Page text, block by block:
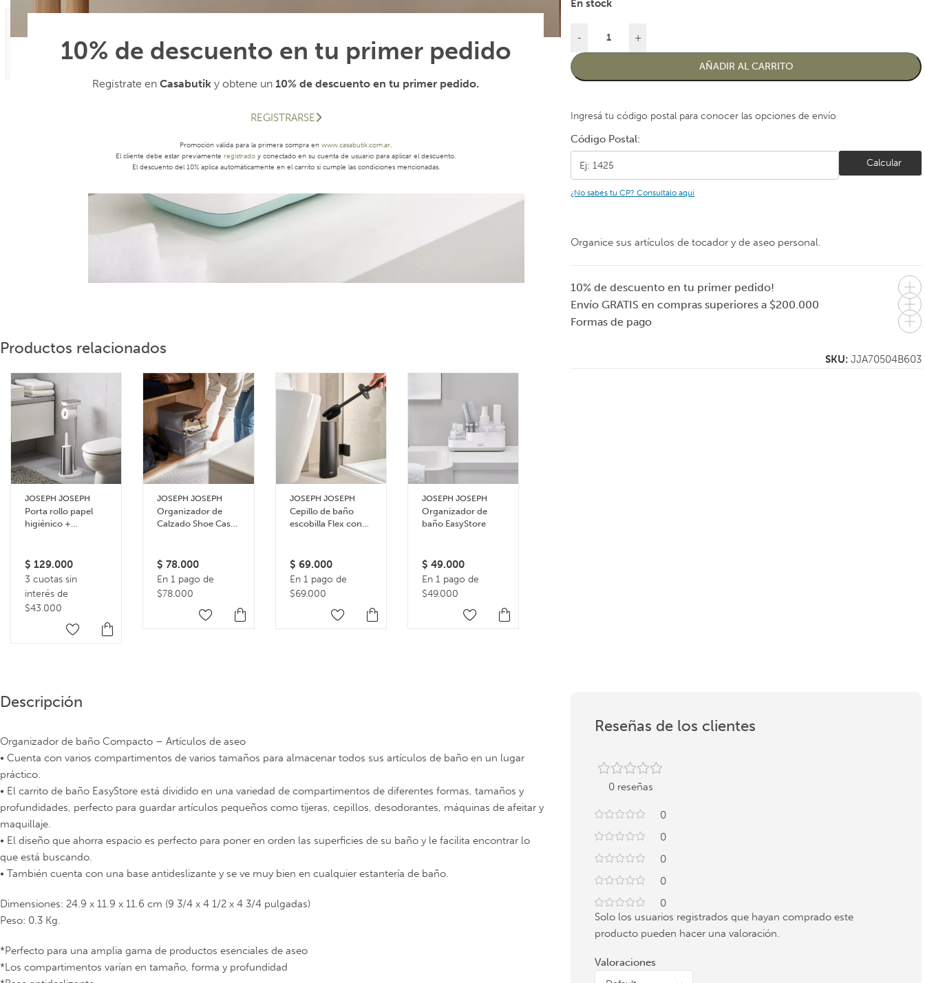
10% de descuento en tu primer pedido
Registrate en Casabutik y obtene un 10% de descuento en tu primer pedido.
REGISTRARSE
Promoción válida para la primera compra en www.casabutik.com.ar.
El cliente debe estar previamente registrado y conectado en su cuenta de usuario para aplicar el descuento.
El descuento del 10% aplica automáticamente en el carrito si cumple las condiciones mencionadas.
Productos relacionados
JOSEPH JOSEPH
Porta rollo papel
higiénico +
$ 129.000
3 cuotas sin
interés de
$43.000
JOSEPH JOSEPH
Organizador de
Calzado Shoe Case
$ 78.000
En 1 pago de
$78.000
JOSEPH JOSEPH
Cepillo de baño
escobilla Flex con
$ 69.000
En 1 pago de
$69.000
JOSEPH JOSEPH
Organizador de
baño EasyStore
$ 49.000
En 1 pago de
$49.000
En stock
- +
AÑADIR AL CARRITO
Ingresá tu código postal para conocer las opciones de envío
Código Postal:
Calcular
¿No sabés tu CP? Consultalo aquí
Organice sus artículos de tocador y de aseo personal.
10% de descuento en tu primer pedido!
Envío GRATIS en compras superiores a $200.000
Formas de pago
SKU: JJA70504B603
Descripción
Organizador de baño Compacto – Artículos de aseo
• Cuenta con varios compartimentos de varios tamaños para almacenar todos sus artículos de baño en un lugar
práctico.
• El carrito de baño EasyStore está dividido en una variedad de compartimentos de diferentes formas, tamaños y
profundidades, perfecto para guardar artículos pequeños como tijeras, cepillos, desodorantes, máquinas de afeitar y
maquillaje.
• El diseño que ahorra espacio es perfecto para poner en orden las superficies de su baño y le facilita encontrar lo
que está buscando.
• También cuenta con una base antideslizante y se ve muy bien en cualquier estantería de baño.
Dimensiones: 24.9 x 11.9 x 11.6 cm (9 3/4 x 4 1/2 x 4 3/4 pulgadas)
Peso: 0.3 Kg.
*Perfecto para una amplia gama de productos esenciales de aseo
*Los compartimentos varían en tamaño, forma y profundidad
Reseñas de los clientes
0 reseñas
0
0
0
0
0
Valoraciones
Solo los usuarios registrados que hayan comprado este
producto pueden hacer una valoración.